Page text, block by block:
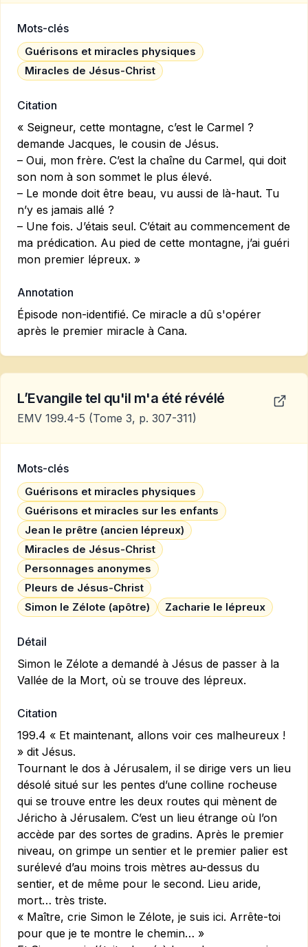
Mots-clés
Guérisons et miracles physiques
Miracles de Jésus-Christ
Citation
« Seigneur, cette montagne, c’est le Carmel ?
demande Jacques, le cousin de Jésus.
– Oui, mon frère. C’est la chaîne du Carmel, qui doit
son nom à son sommet le plus élevé.
– Le monde doit être beau, vu aussi de là-haut. Tu
n’y es jamais allé ?
– Une fois. J’étais seul. C’était au commencement de
ma prédication. Au pied de cette montagne, j’ai guéri
mon premier lépreux. »
Annotation
Épisode non-identifié. Ce miracle a dû s'opérer
après le premier miracle à Cana.
L’Evangile tel qu'il m'a été révélé
EMV 199.4-5 (Tome 3, p. 307-311)
Mots-clés
Guérisons et miracles physiques
Guérisons et miracles sur les enfants
Jean le prêtre (ancien lépreux)
Miracles de Jésus-Christ
Personnages anonymes
Pleurs de Jésus-Christ
Simon le Zélote (apôtre)
Zacharie le lépreux
Détail
Simon le Zélote a demandé à Jésus de passer à la
Vallée de la Mort, où se trouve des lépreux.
Citation
199.4 « Et maintenant, allons voir ces malheureux !
» dit Jésus.
Tournant le dos à Jérusalem, il se dirige vers un lieu
désolé situé sur les pentes d’une colline rocheuse
qui se trouve entre les deux routes qui mènent de
Jéricho à Jérusalem. C’est un lieu étrange où l’on
accède par des sortes de gradins. Après le premier
niveau, on grimpe un sentier et le premier palier est
surélevé d’au moins trois mètres au-dessus du
sentier, et de même pour le second. Lieu aride,
mort… très triste.
« Maître, crie Simon le Zélote, je suis ici. Arrête-toi
pour que je te montre le chemin… »